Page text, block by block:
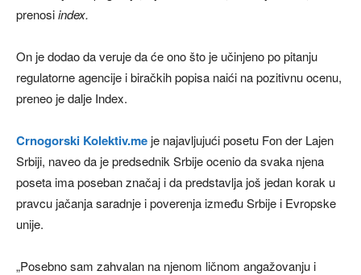
prenosiindex.
On je dodao da veruje da će ono što je učinjeno po pitanju
regulatorne agencije i biračkih popisa naići na pozitivnu ocenu,
preneo je dalje Index.
Crnogorski Kolektiv.meje najavljujući posetu Fon der Lajen
Srbiji, naveo da je predsednik Srbije ocenio da svaka njena
poseta ima poseban značaj i da predstavlja još jedan korak u
pravcu jačanja saradnje i poverenja između Srbije i Evropske
unije.
„Posebno sam zahvalan na njenom ličnom angažovanju i